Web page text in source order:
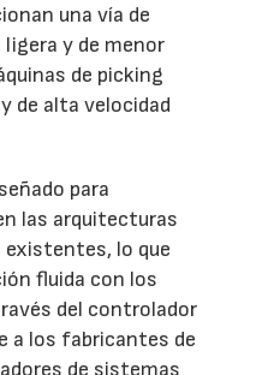
una vía de
y de menor
de picking
de alta velocidad
para
las arquitecturas
existentes, lo que
fluida con los
del controlador
a los fabricantes de